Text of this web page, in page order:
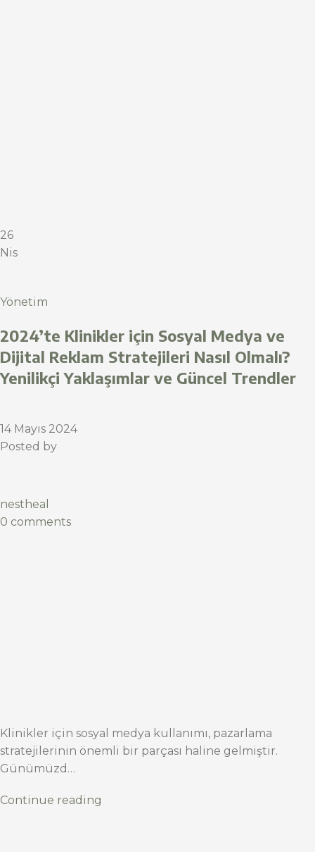
26
Nis
Yönetim
2024’te Klinikler için Sosyal Medya ve
Dijital Reklam Stratejileri Nasıl Olmalı?
Yenilikçi Yaklaşımlar ve Güncel Trendler
14 Mayıs 2024
Posted by
nestheal
0 comments
Klinikler için sosyal medya kullanımı, pazarlama
stratejilerinin önemli bir parçası haline gelmiştir.
Günümüzd…
Continue reading